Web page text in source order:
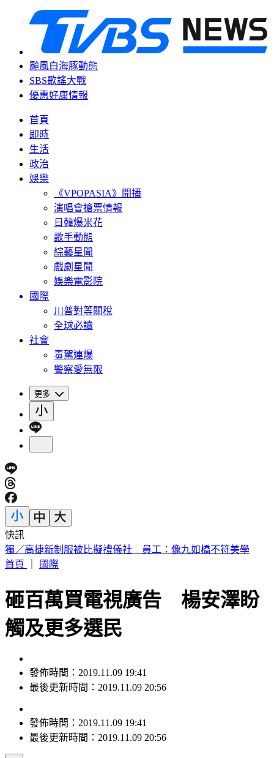
颱風白海豚動態
SBS歌謠大戰
優惠好康情報
首頁
即時
生活
政治
娛樂
《VPOPASIA》開播
演唱會搶票情報
日韓爆米花
歌手動態
綜藝星聞
戲劇星聞
娛樂電影院
國際
川普對等關稅
全球必讀
社會
毒駕連爆
警察愛無限
更多
快訊
富婆砸錢當女主「強加60場吻戲」 男星崩潰發聲：往我嘴裡
伸舌頭
砸百萬買電視廣告 楊安澤盼
觸及更多選民
發佈時間：2019.11.09 19:41
發佈時間：2019.11.09 19:41